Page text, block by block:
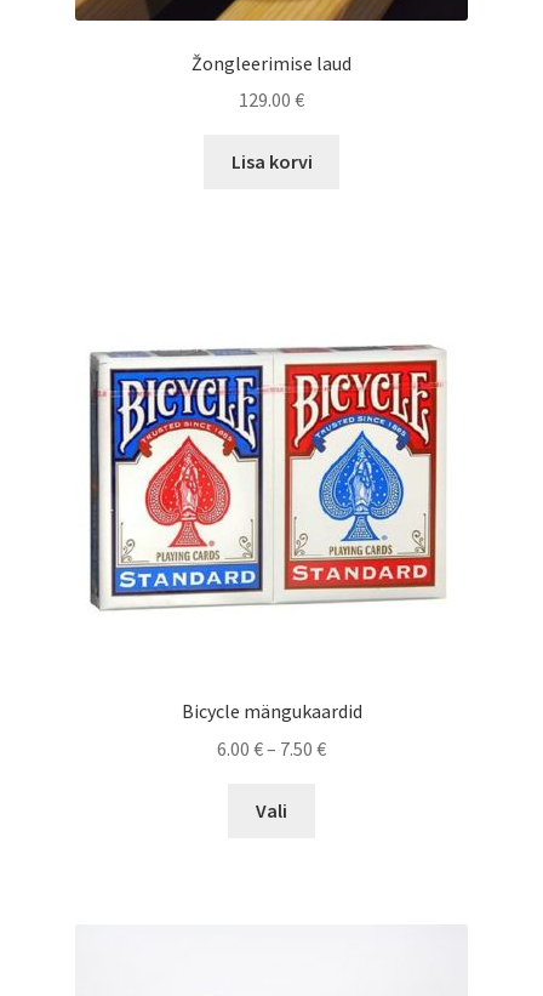
Žongleerimise laud
129.00 €
Lisa korvi
Bicycle mängukaardid
6.00 €– 7.50 €Price
Vali